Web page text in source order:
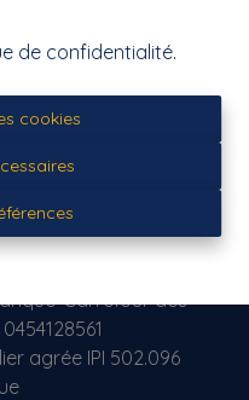
de confidentialité.
cookies
Carrefour des
agrée IPI 502.096